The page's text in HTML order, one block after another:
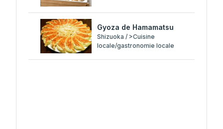
Gyoza de Hamamatsu
Shizuoka / >Cuisine
locale/gastronomie locale